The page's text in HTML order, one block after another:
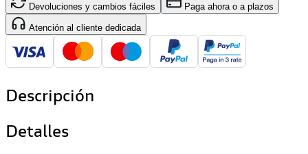
Devoluciones y cambios fáciles Paga ahora o a plazos
Atención al cliente dedicada
Descripción
Detalles